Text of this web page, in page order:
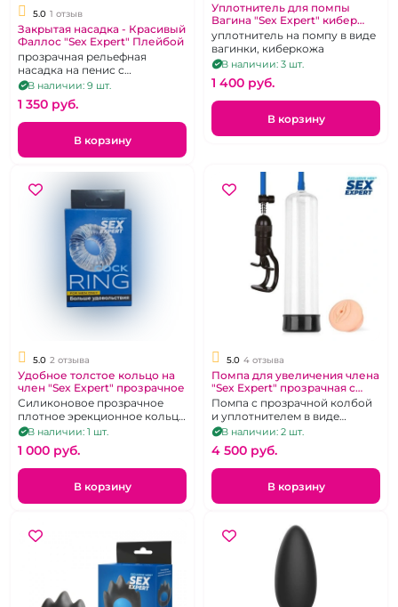
5.0 1 отзыв
Закрытая насадка - Красивый
Фаллос "Sex Expert" Плейбой
прозрачная рельефная
насадка на пенис с
увеличением
В наличии: 9 шт.
1 350 pуб.
В корзину
Уплотнитель для помпы
Вагина "Sex Expert" кибер
кожа
уплотнитель на помпу в виде
вагинки, киберкожа
В наличии: 3 шт.
1 400 pуб.
В корзину
5.0 2 отзыва
Удобное толстое кольцо на
член "Sex Expert" прозрачное
Силиконовое прозрачное
плотное эрекционное кольцо
с рельефом
В наличии: 1 шт.
1 000 pуб.
В корзину
5.0 4 отзыва
Помпа для увеличения члена
"Sex Expert" прозрачная с
уплотнителем
Помпа с прозрачной колбой
и уплотнителем в виде
вагины.
В наличии: 2 шт.
4 500 pуб.
В корзину